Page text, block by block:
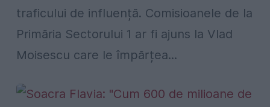
traficului de influență. Comisioanele de la
Primăria Sectorului 1 ar fi ajuns la Vlad
Moisescu care le împărțea...